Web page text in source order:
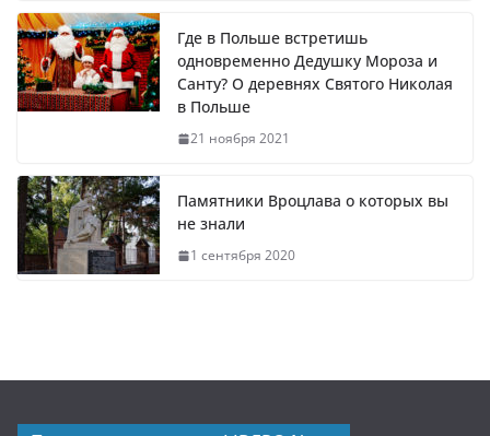
Где в Польше встретишь
одновременно Дедушку Мороза и
Санту? О деревнях Святого Николая
в Польше
21 ноября 2021
Памятники Вроцлава о которых вы
не знали
1 сентября 2020